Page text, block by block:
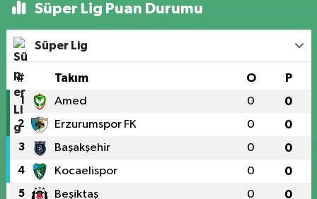
Süper Lig Puan Durumu
Süper Lig
# Takım O P
1 Amed 0 0
2 Erzurumspor FK 0 0
3 Başakşehir 0 0
4 Kocaelispor 0 0
5 Beşiktaş 0 0